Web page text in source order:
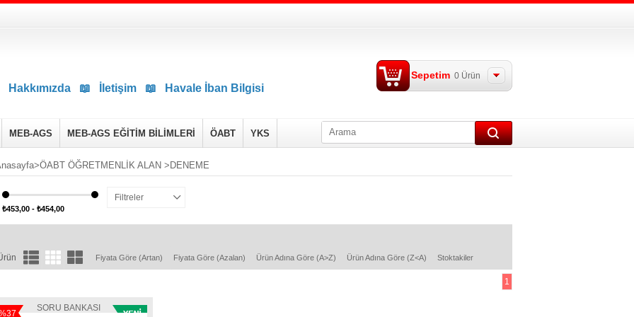
Hakkımızda 📖 İletişim 📖 Havale İban Bilgisi
Sepetim 0 Ürün
MEB-AGS MEB-AGS EĞİTİM BİLİMLERİ ÖABT YKS
>ÖABT ÖĞRETMENLİK ALAN > DENEME
₺453,00 - ₺454,00
Filtreler
Fiyata Göre (Artan) Fiyata Göre (Azalan) Ürün Adına Göre (A>Z) Ürün Adına Göre (Z<A) Stoktakiler
1
SORU BANKASI